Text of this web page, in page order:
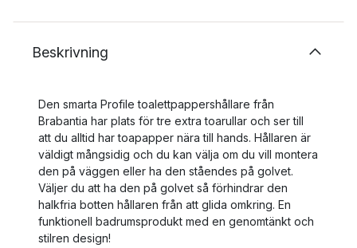
Beskrivning
Den smarta Profile toalettpappershållare från
Brabantia har plats för tre extra toarullar och ser till
att du alltid har toapapper nära till hands. Hållaren är
väldigt mångsidig och du kan välja om du vill montera
den på väggen eller ha den ståendes på golvet.
Väljer du att ha den på golvet så förhindrar den
halkfria botten hållaren från att glida omkring. En
funktionell badrumsprodukt med en genomtänkt och
stilren design!